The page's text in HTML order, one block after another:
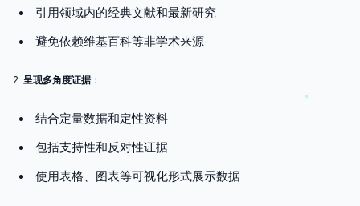
引用领域内的经典文献和最新研究
避免依赖维基百科等非学术来源
2. 呈现多角度证据 ：
结合定量数据和定性资料
包括支持性和反对性证据
使用表格、图表等可视化形式展示数据